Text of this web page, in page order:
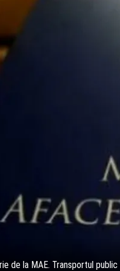
de la MAE. Transportul